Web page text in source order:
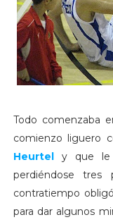
Todo comenzaba
comienzo liguero
Heurtely que le
perdiéndose tres
contratiempo
para dar algunos